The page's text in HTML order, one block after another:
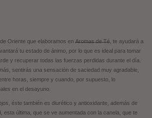
Oriente que elaboramos en Aromas de Té , te ayudará a
tu estado de ánimo, por lo que es ideal para tomar
y recuperar todas las fuerzas perdidas durante el día.
sentirás una sensación de saciedad muy agradable,
horas, siempre y cuando, por supuesto, lo
en el desayuno.
éste también es diurético y antioxidante, además de
esta última, que se ve aumentada con la canela, que te